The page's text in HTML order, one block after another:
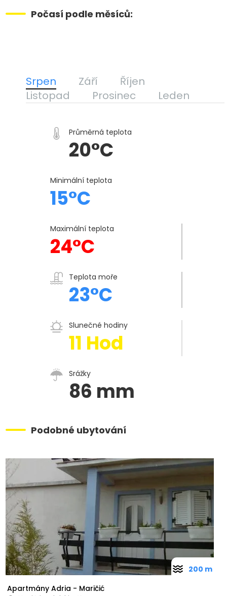
Počasí podle měsíců:
Srpen Září
Říjen
Listopad
Prosinec Leden
Průměrná teplota
20°C
Minimální teplota
15°C
Maximální teplota
24°C
Teplota moře
23°C
Slunečné hodiny
11 Hod
Srážky
86 mm
Podobné ubytování
Apartmány Adria - Maričić
200 m